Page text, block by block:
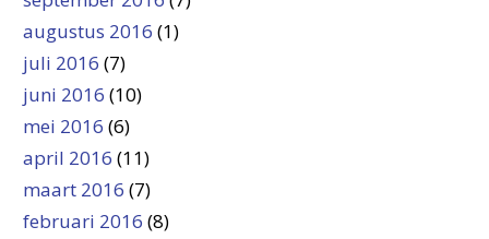
augustus 2016 (1)
juli 2016 (7)
juni 2016 (10)
mei 2016 (6)
april 2016 (11)
maart 2016 (7)
februari 2016 (8)